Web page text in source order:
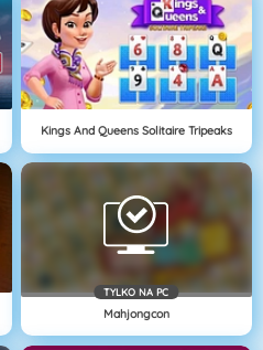
Kings And Queens Solitaire Tripeaks
TYLKO NA PC
Mahjongcon